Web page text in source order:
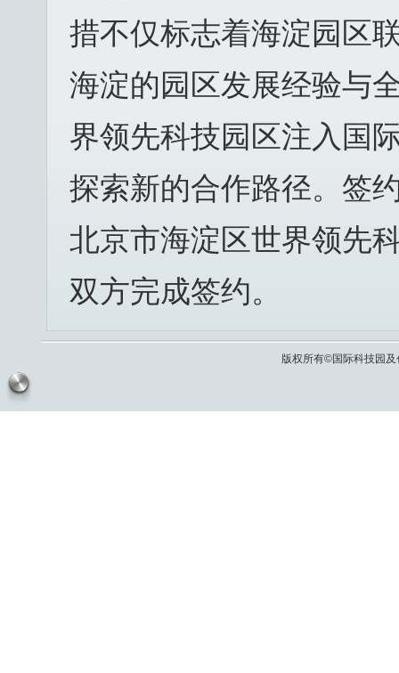
措不仅标志着海淀园区
海淀的园区发展经验与
界领先科技园区注入国
探索新的合作路径。签
北京市海淀区世界领先
双方完成签约。
版权所有©国际科技园